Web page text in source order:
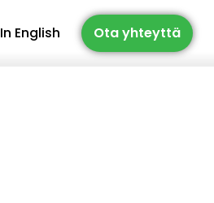
In English Ota yhteyttä